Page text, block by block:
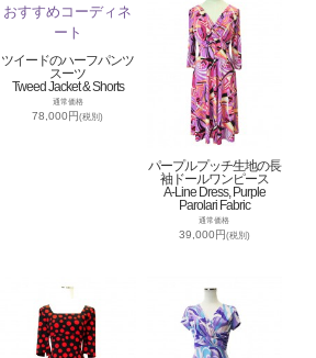
ツイードのハーフパンツ
スーツ
Tweed Jacket & Shorts
通常価格
78,000円(税別)
パープルプッチ生地の長
袖ドールワンピース
A-Line Dress, Purple
Parolari Fabric
通常価格
39,000円(税別)